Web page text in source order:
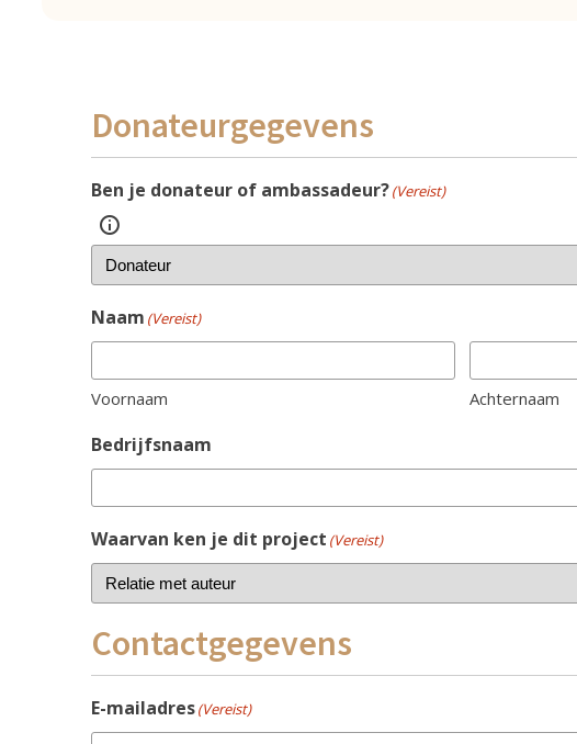
Donateurgegevens
Ben je donateur of ambassadeur?(Vereist)
Naam (Vereist)
Voornaam Achternaam
Bedrijfsnaam
Waarvan ken je dit project (Vereist)
Contactgegevens
E-mailadres(Vereist)